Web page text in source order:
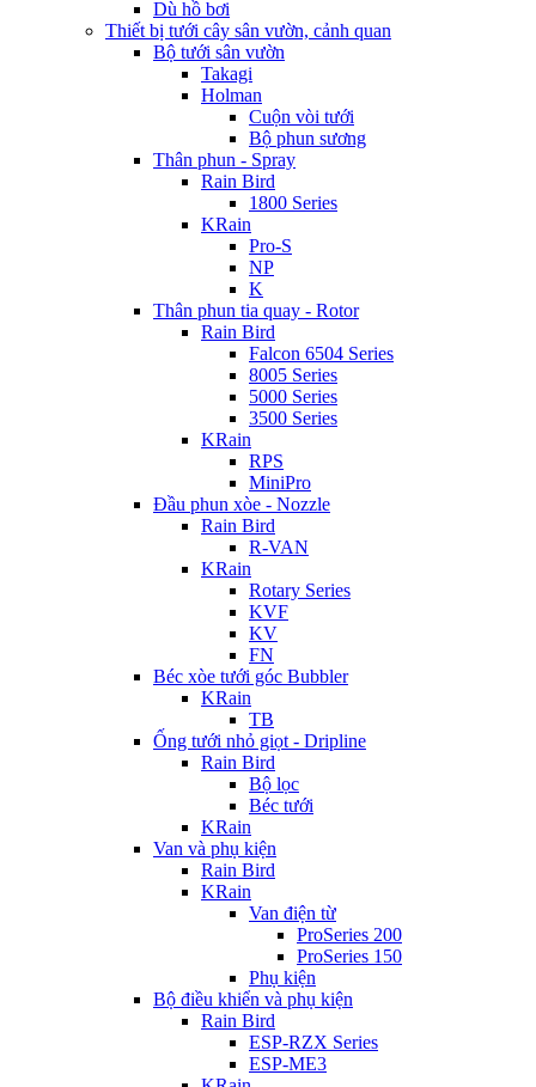
Dù hồ bơi
Thiết bị tưới cây sân vườn, cảnh quan
Bộ tưới sân vườn
Takagi
Holman
Cuộn vòi tưới
Bộ phun sương
Thân phun - Spray
Rain Bird
1800 Series
KRain
Pro-S
NP
K
Thân phun tia quay - Rotor
Rain Bird
Falcon 6504 Series
8005 Series
5000 Series
3500 Series
KRain
RPS
MiniPro
Đầu phun xòe - Nozzle
Rain Bird
R-VAN
KRain
Rotary Series
KVF
KV
FN
Béc xòe tưới góc Bubbler
KRain
TB
Ống tưới nhỏ giọt - Dripline
Rain Bird
Bộ lọc
Béc tưới
KRain
Van và phụ kiện
Rain Bird
KRain
Van điện từ
ProSeries 200
ProSeries 150
Phụ kiện
Bộ điều khiển và phụ kiện
Rain Bird
ESP-RZX Series
ESP-ME3